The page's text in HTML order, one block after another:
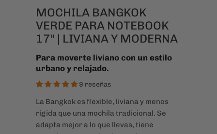
9 reseñas
La Bangkok es flexible, liviana y menos
rígida que una mochila tradicional. Se
espacio para notebook grande y suma
una onda urbana más relajada para
trabajo, universidad, café y ciudad.
$49.990
✓ Compartimento para notebook hasta